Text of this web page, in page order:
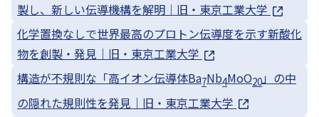
製し、新しい伝導機構を解明｜旧・東京工業大学
化学置換なしで世界最高のプロトン伝導度を示す新酸化
物を創製・発見｜旧・東京工業大学
構造が不規則な「高イオン伝導体Ba7Nb4MoO20 」の中
の隠れた規則性を発見｜旧・東京工業大学